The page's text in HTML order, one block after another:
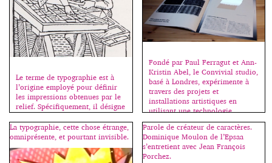
Le terme de typographie est à
l’origine employé pour définir
les impressions obtenues par le
relief. Spécifiquement, il désigne
la composition de textes à l’aide
de caractères mobiles fondus
dans un alliage de plomb,
d’antimoine et d’étain et coulés
dans des matrices, obtenues à
Fondé par Paul Ferragut et Ann-
Kristin Abel, le Convivial studio,
basé à Londres, expérimente à
travers des projets et
installations artistiques en
utilisant une technologie
innovante. On peut lire sur le
blog Graphiline : Si cette
nouvelle technique fonctionne
sans téléphone portable, elle
nécessite cependant un
La typographie, cette chose étrange,
omniprésente, et pourtant invisible.
Parole de créateur de caractères.
Dominique Moulon de l’Epsaa
s’entretient avec Jean François
Porchez.